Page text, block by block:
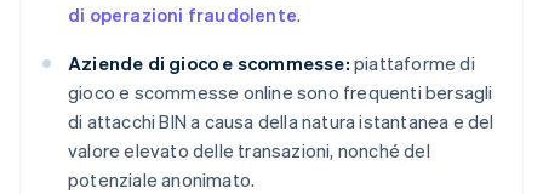
di operazioni fraudolente.
Aziende di gioco e scommesse: piattaforme di
gioco e scommesse online sono frequenti bersagli
di attacchi BIN a causa della natura istantanea e del
valore elevato delle transazioni, nonché del
potenziale anonimato.